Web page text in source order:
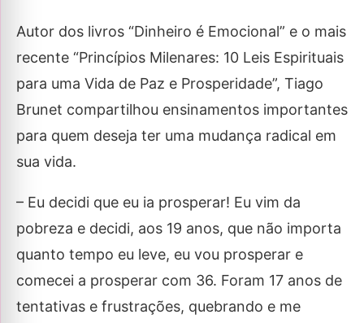
Autor dos livros “Dinheiro é Emocional” e o mais
recente “Princípios Milenares: 10 Leis Espirituais
para uma Vida de Paz e Prosperidade”, Tiago
Brunet compartilhou ensinamentos importantes
para quem deseja ter uma mudança radical em
sua vida.
– Eu decidi que eu ia prosperar! Eu vim da
pobreza e decidi, aos 19 anos, que não importa
quanto tempo eu leve, eu vou prosperar e
comecei a prosperar com 36. Foram 17 anos de
tentativas e frustrações, quebrando e me